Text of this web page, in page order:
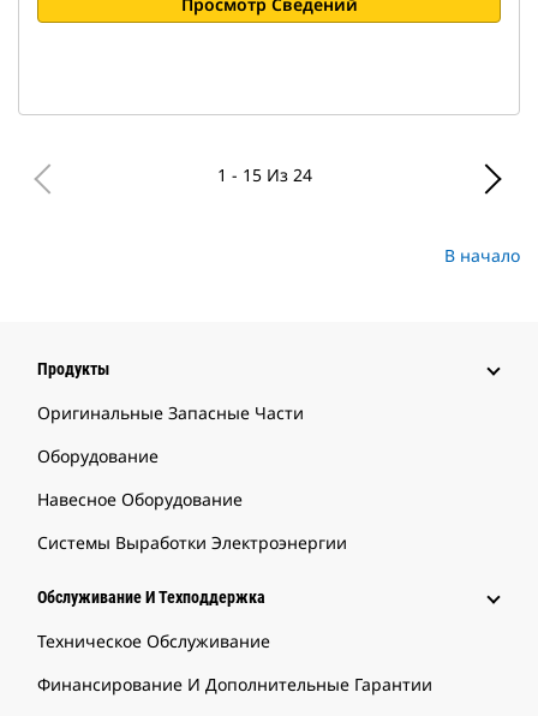
1 - 15 Из 24
В начало
Продукты
Оригинальные Запасные Части
Оборудование
Навесное Оборудование
Системы Выработки Электроэнергии
Обслуживание И Техподдержка
Техническое Обслуживание
Финансирование И Дополнительные Гарантии